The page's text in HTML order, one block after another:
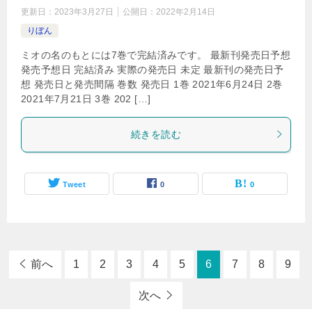
更新日： 2023年3月27日 公開日： 2022年2月14日
りぼん
ミオの名のもとには7巻で完結済みです。 最新刊発売日予想
発売予想日 完結済み 実際の発売日 未定 最新刊の発売日予
想 発売日と発売間隔 巻数 発売日 1巻 2021年6月24日 2巻
2021年7月21日 3巻 202 […]
続きを読む
Tweet 0 0
前へ 1 2 3 4 5 6 7 8 9
次へ